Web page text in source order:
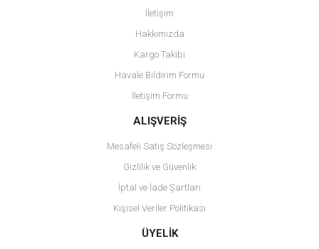
Ürün resmi kalitesiz, bozuk veya görüntülenemiyor.
Ürün açıklamasında eksik bilgiler bulunuyor.
Ürün bilgilerinde hatalar bulunuyor.
Ürün fiyatı diğer sitelerden daha pahalı.
Bu ürüne benzer farklı alternatifler olmalı.
Gönder
İletişim
Hakkımızda
Kargo Takibi
Havale Bildirim Formu
İletişim Formu
ALIŞVERİŞ
Mesafeli Satış Sözleşmesi
Gizlilik ve Güvenlik
İptal ve İade Şartları
Kişisel Veriler Politikası
ÜYELİK